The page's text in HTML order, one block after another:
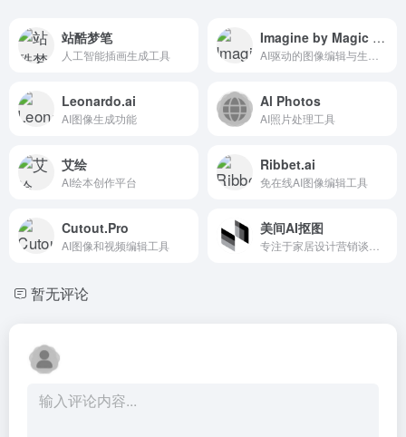
站酷梦笔
人工智能插画生成工具
Imagine by Magic Studio
Leonardo.ai
AI图像生成功能
Al Photos
AI照片处理工具
艾绘
AI绘本创作平台
Ribbet.ai
免在线AI图像编辑工具
Cutout.Pro
AI图像和视频编辑工具
美间AI抠图
暂无评论